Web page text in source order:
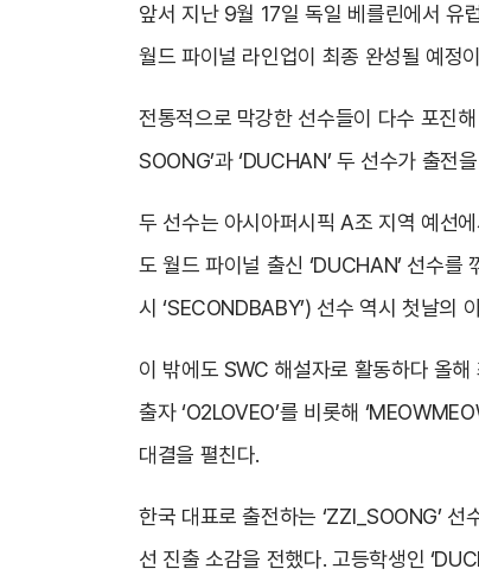
앞서 지난 9월 17일 독일 베를린에서 유
월드 파이널 라인업이 최종 완성될 예정
전통적으로 막강한 선수들이 다수 포진
SOONG’과 ‘DUCHAN’두 선수가 출전
두 선수는 아시아퍼시픽 A조 지역 예선
도 월드 파이널 출신 ‘DUCHAN’ 선수를
시 ‘SECONDBABY’) 선수 역시 첫날의
이 밖에도 SWC 해설자로 활동하다 올해
출자 ‘O2LOVEO’를 비롯해
대결을 펼친다.
한국 대표로 출전하는 ‘ZZI_SOONG’
선 진출 소감을 전했다. 고등학생인